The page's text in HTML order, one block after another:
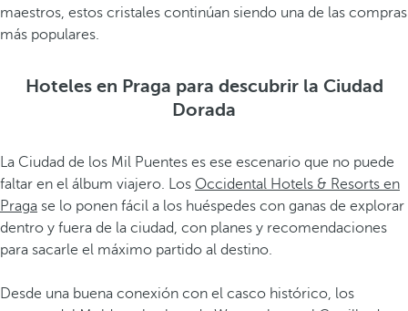
maestros, estos cristales continúan siendo una de las compras
más populares.
Hoteles en Praga para descubrir la Ciudad
Dorada
La Ciudad de los Mil Puentes es ese escenario que no puede
faltar en el álbum viajero. Los Occidental Hotels & Resorts en
Praga se lo ponen fácil a los huéspedes con ganas de explorar
dentro y fuera de la ciudad, con planes y recomendaciones
para sacarle el máximo partido al destino.
Desde una buena conexión con el casco histórico, los